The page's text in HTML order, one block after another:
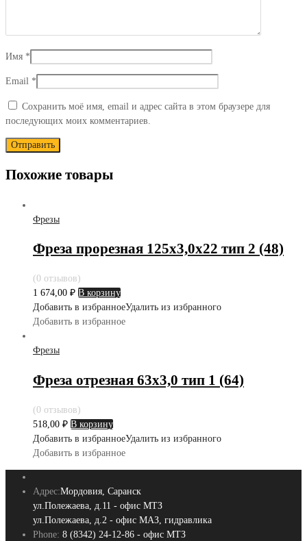
Имя *
Email *
Сохранить моё имя, email и адрес сайта в этом браузере для
последующих моих комментариев.
Похожие товары
Фрезы
Фреза прорезная 125х3,0х22 тип 2 (48)
(0 отзывов)
1 674,00 ₽ В корзину
Добавить в избранноеУдалить из избранного
Добавить в избранное
Фрезы
Фреза отрезная 63х3,0 тип 1 (64)
(0 отзывов)
518,00 ₽ В корзину
Добавить в избранноеУдалить из избранного
Добавить в избранное
Адрес:Мордовия, Саранск
ул.Полежаева, д.11 - офис МТЗ
ул.Полежаева, д.2 - офис МАЗ, гидравлика
Phone: 8 (8342) 24-12-86 - офис МТЗ